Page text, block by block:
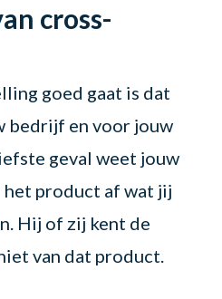
cross-
goed gaat is dat
bedrijf en voor jouw
geval weet jouw
het product af wat jij
Hij of zij kent de
van dat product.